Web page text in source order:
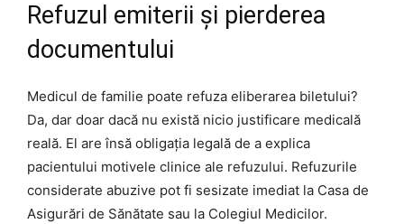
Refuzul emiterii și pierderea
documentului
Medicul de familie poate refuza eliberarea biletului?
Da, dar doar dacă nu există nicio justificare medicală
reală. El are însă obligația legală de a explica
pacientului motivele clinice ale refuzului. Refuzurile
considerate abuzive pot fi sesizate imediat la Casa de
Asigurări de Sănătate sau la Colegiul Medicilor.